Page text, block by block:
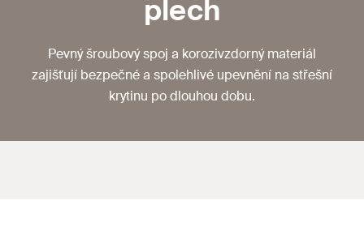
plech
Pevný šroubový spoj a korozivzdorný materiál
zajišťují bezpečné a spolehlivé upevnění na střešní
krytinu po dlouhou dobu.